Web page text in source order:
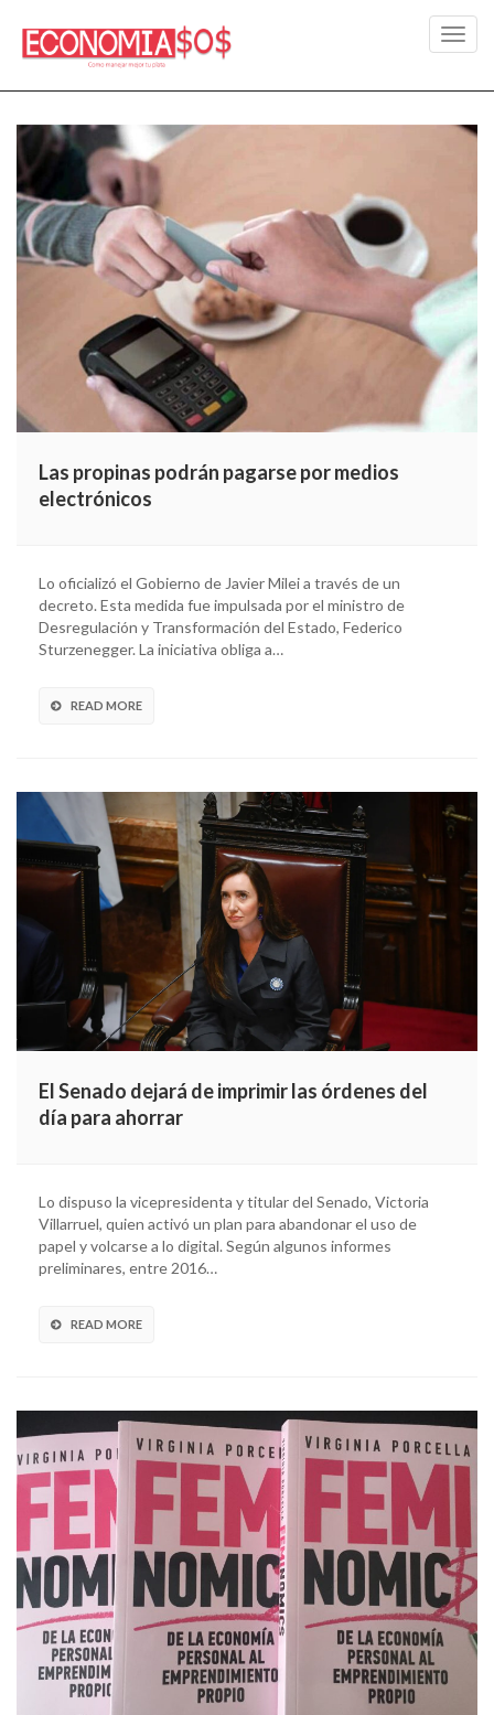
Las propinas podrán pagarse por medios
electrónicos
Lo oficializó el Gobierno de Javier Milei a través de un
decreto. Esta medida fue impulsada por el ministro de
Desregulación y Transformación del Estado, Federico
Sturzenegger. La iniciativa obliga a…
READ MORE
El Senado dejará de imprimir las órdenes del
día para ahorrar
Lo dispuso la vicepresidenta y titular del Senado, Victoria
Villarruel, quien activó un plan para abandonar el uso de
papel y volcarse a lo digital. Según algunos informes
preliminares, entre 2016…
READ MORE